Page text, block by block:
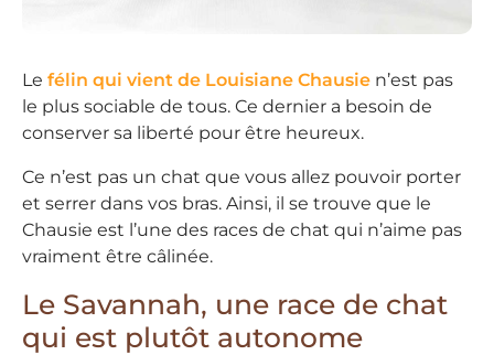
Le félin qui vient de Louisiane Chausie n’est pas
le plus sociable de tous. Ce dernier a besoin de
conserver sa liberté pour être heureux.
Ce n’est pas un chat que vous allez pouvoir porter
et serrer dans vos bras. Ainsi, il se trouve que le
Chausie est l’une des races de chat qui n’aime pas
vraiment être câlinée.
Le Savannah, une race de chat
qui est plutôt autonome